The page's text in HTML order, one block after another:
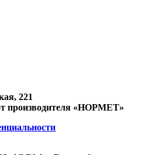
221
производителя «НОРМЕТ»